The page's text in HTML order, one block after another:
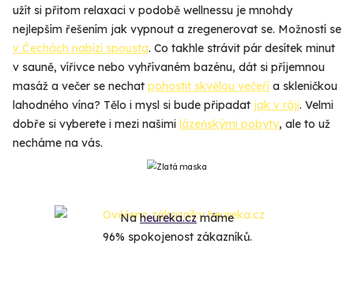
užít si přitom relaxaci v podobě wellnessu je mnohdy
nejlepším řešením jak vypnout a zregenerovat se. Možností se
v Čechách nabízí spousta. Co takhle strávit pár desítek minut
v sauně, vířivce nebo vyhřívaném bazénu, dát si příjemnou
masáž a večer se nechat pohostit skvělou večeří a skleničkou
lahodného vína? Tělo i mysl si bude připadat jak v ráji. Velmi
dobře si vyberete i mezi našimi lázeňskými pobyty, ale to už
necháme na vás.
Naheureka.czmáme
96% spokojenost zákazníků.